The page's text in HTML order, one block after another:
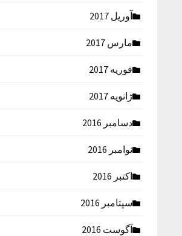
آوریل 2017
مارس 2017
فوریه 2017
ژانویه 2017
دسامبر 2016
نوامبر 2016
اکتبر 2016
سپتامبر 2016
آگوست 2016